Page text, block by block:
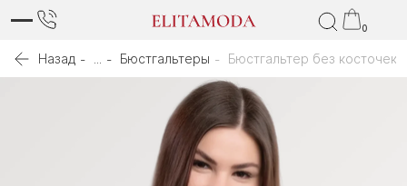
0
Назад Бюстгальтеры Бюстгальтер без